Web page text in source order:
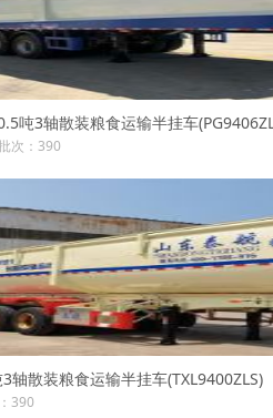
吨3轴散装粮食运输半挂车
次：390
轴散装粮食运输半挂车(TXL9400ZLS)
390